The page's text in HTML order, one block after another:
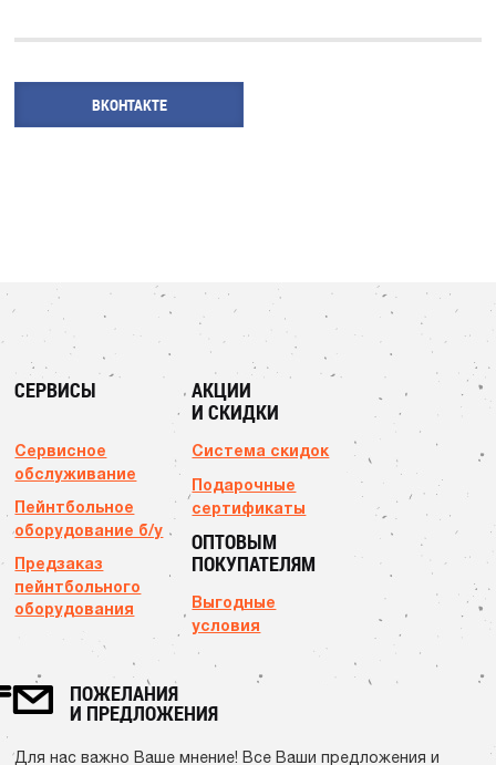
ВКОНТАКТЕ
СЕРВИСЫ
Сервисное
обслуживание
Пейнтбольное
оборудование б/у
Предзаказ
пейнтбольного
оборудования
АКЦИИ
И СКИДКИ
Система скидок
Подарочные
сертификаты
ОПТОВЫМ
ПОКУПАТЕЛЯМ
Выгодные
условия
ПОЖЕЛАНИЯ
И ПРЕДЛОЖЕНИЯ
Для нас важно Ваше мнение! Все Ваши предложения и